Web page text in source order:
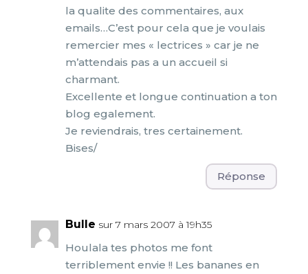
la qualite des commentaires, aux
emails…C’est pour cela que je voulais
remercier mes « lectrices » car je ne
m’attendais pas a un accueil si
charmant.
Excellente et longue continuation a ton
blog egalement.
Je reviendrais, tres certainement.
Bises/
Réponse
Bulle sur 7 mars 2007 à 19h35
Houlala tes photos me font
terriblement envie !! Les bananes en